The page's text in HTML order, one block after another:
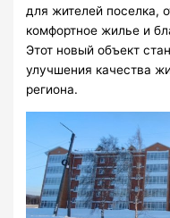
для жителей поселка,
комфортное жилье и
Этот новый объект
улучшения качества
региона.